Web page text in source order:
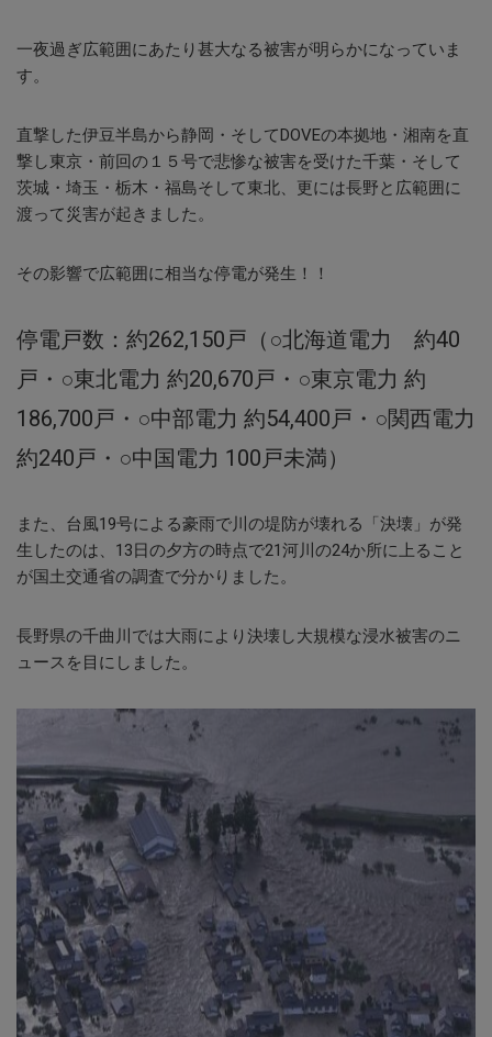
一夜過ぎ広範囲にあたり甚大なる被害が明らかになっていま
す。
直撃した伊豆半島から静岡・そしてDOVEの本拠地・湘南を直
撃し東京・前回の１５号で悲惨な被害を受けた千葉・そして
茨城・埼玉・栃木・福島そして東北、更には長野と広範囲に
渡って災害が起きました。
その影響で広範囲に相当な停電が発生！！
停電戸数：約262,150戸（○北海道電力 約40
戸・○東北電力 約20,670戸・○東京電力 約
186,700戸・○中部電力 約54,400戸・○関西電力
約240戸・○中国電力 100戸未満）
また、台風19号による豪雨で川の堤防が壊れる「決壊」が発
生したのは、13日の夕方の時点で21河川の24か所に上ること
が国土交通省の調査で分かりました。
長野県の千曲川では大雨により決壊し大規模な浸水被害のニ
ュースを目にしました。